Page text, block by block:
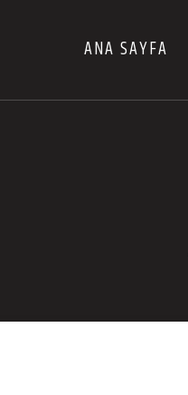
ANA SAYFA